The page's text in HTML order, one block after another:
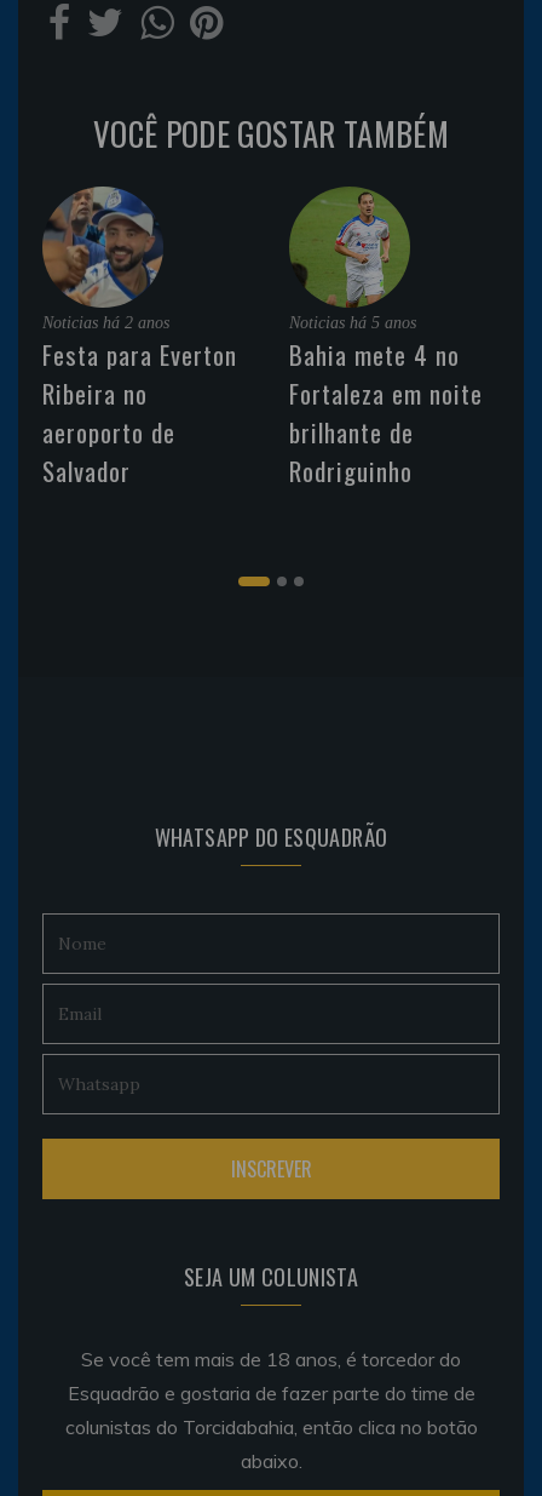
VOCÊ PODE GOSTAR TAMBÉM
Noticias há 2 anos
Festa para Everton
Ribeira no
aeroporto de
Salvador
Noticias há 5 anos
Bahia mete 4 no
Fortaleza em noite
brilhante de
Rodriguinho
WHATSAPP DO ESQUADRÃO
SEJA UM COLUNISTA
Se você tem mais de 18 anos, é torcedor do
Esquadrão e gostaria de fazer parte do time de
colunistas do Torcidabahia, então clica no botão
abaixo.